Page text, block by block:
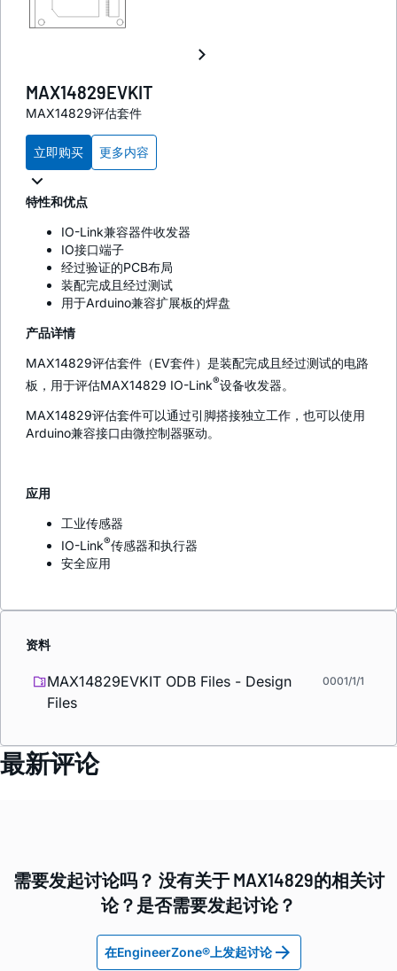
MAX14829EVKIT
MAX14829评估套件
立即购买 更多内容
特性和优点
IO-Link兼容器件收发器
IO接口端子
经过验证的PCB布局
装配完成且经过测试
用于Arduino兼容扩展板的焊盘
产品详情
MAX14829评估套件（EV套件）是装配完成且经过测试的电路
板，用于评估MAX14829 IO-Link®设备收发器。
MAX14829评估套件可以通过引脚搭接独立工作，也可以使用
Arduino兼容接口由微控制器驱动。
应用
工业传感器
IO-Link®传感器和执行器
安全应用
资料
MAX14829EVKIT ODB Files - Design
Files
0001/1/1
最新评论
需要发起讨论吗？ 没有关于 MAX14829的相关讨
论？是否需要发起讨论？
在EngineerZone®上发起讨论